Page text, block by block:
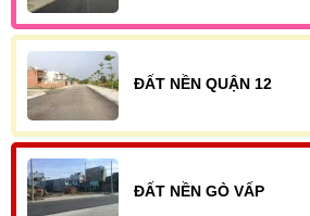
ĐẤT NỀN QUẬN 12
ĐẤT NỀN GÒ VẤP